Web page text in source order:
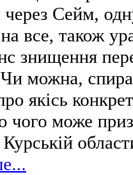
Сейм,
все, також
знищення
можна,
якісь
чого може